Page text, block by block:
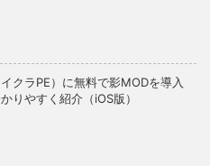
クラPE）に無料で影MODを導入
りやすく紹介（iOS版）